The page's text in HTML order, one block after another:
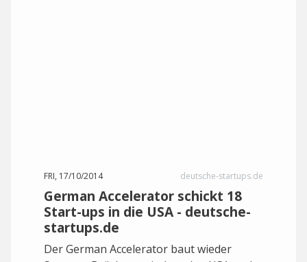
FRI, 17/10/2014 deutsche-startups.de
German Accelerator schickt 18
Start-ups in die USA - deutsche-
startups.de
Der German Accelerator baut wieder